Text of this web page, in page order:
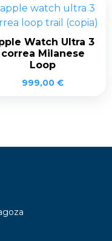
Watch Ultra 3
correa Milanese
Loop
999,00 €